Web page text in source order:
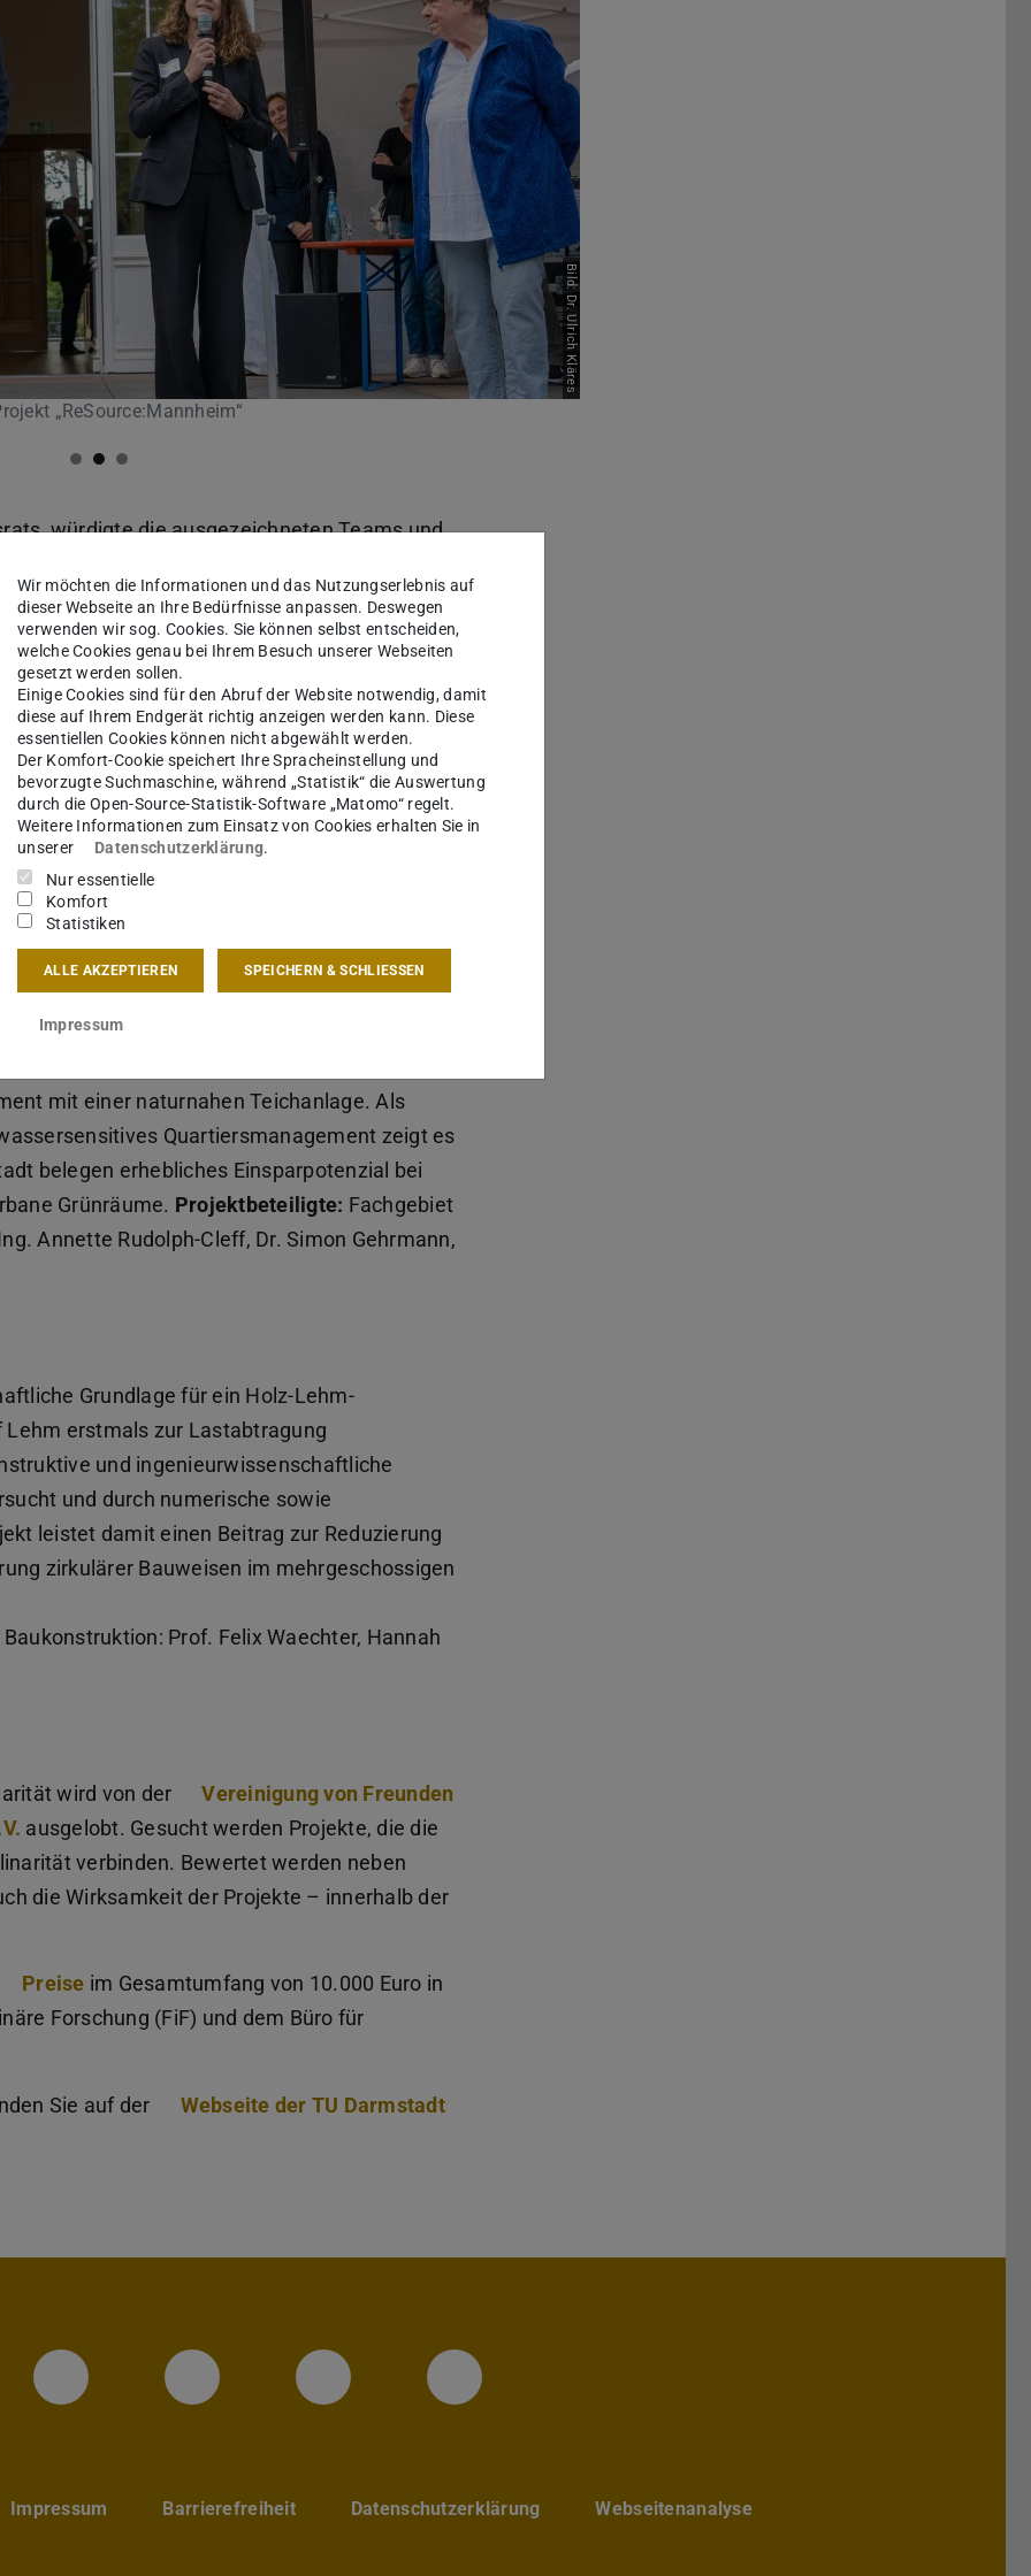
Bild: Dr. Ulrich Kläres
„ReSource:Mannheim“
Vor
würdigte die ausgezeichneten Teams und
Forum interdisziplinäre Forschung der TU
Architektur im Überblick:
zur Wiederverwendung von
Ökobilanz zeigt, dass durch die
um rund 65 % reduziert
Kooperation konnte ein Folgeprojekt mit
Projektbeteiligte:
Eschenbach; Fachgebiet Entwerfen
Dipl.-Ing. Anne-Kristin Wagner
Stadtentwicklung verbindet
mit einer naturnahen Teichanlage. Als
Quartiersmanagement zeigt es
belegen erhebliches Einsparpotenzial bei
Grünräume. Projektbeteiligte: Fachgebiet
Annette Rudolph-Cleff, Dr. Simon Gehrmann,
Grundlage für ein Holz-Lehm-
erstmals zur Lastabtragung
und ingenieurwissenschaftliche
und durch numerische sowie
leistet damit einen Beitrag zur Reduzierung
zirkulärer Bauweisen im mehrgeschossigen
Prof. Felix Waechter, Hannah
wird von der
Vereinigung von Freunden
ausgelobt. Gesucht werden Projekte, die die
verbinden. Bewertet werden neben
die Wirksamkeit der Projekte – innerhalb der
Preise im Gesamtumfang von 10.000 Euro in
Forschung (FiF) und dem Büro für
Sie auf der Webseite der TU Darmstadt
Instagram-Seite des Fachbereichs Architektur
LinkedIn-Profil des Fachbereichs Architektur
Facebook-Seite des Fachbereichs Architektur
YouTube-Kanal des Fachbereich
Impressum Barrierefreiheit Datenschutzerklärung Webseitenanalyse
Wir möchten die Informationen und das Nutzungserlebnis auf
dieser Webseite an Ihre Bedürfnisse anpassen. Deswegen
verwenden wir sog. Cookies. Sie können selbst entscheiden,
welche Cookies genau bei Ihrem Besuch unserer Webseiten
gesetzt werden sollen.
Einige Cookies sind für den Abruf der Website notwendig, damit
diese auf Ihrem Endgerät richtig anzeigen werden kann. Diese
essentiellen Cookies können nicht abgewählt werden.
Der Komfort-Cookie speichert Ihre Spracheinstellung und
bevorzugte Suchmaschine, während „Statistik“ die Auswertung
durch die Open-Source-Statistik-Software „Matomo“ regelt.
Weitere Informationen zum Einsatz von Cookies erhalten Sie in
unserer
Datenschutzerklärung.
Nur essentielle
Komfort
Statistiken
ALLE AKZEPTIEREN SPEICHERN & SCHLIESSEN
Impressum